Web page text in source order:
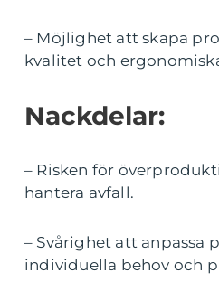
– Möjlighet att skapa
kvalitet och
Nackdelar:
– Risken för
hantera avfall.
– Svårighet att anpassa
individuella behov och